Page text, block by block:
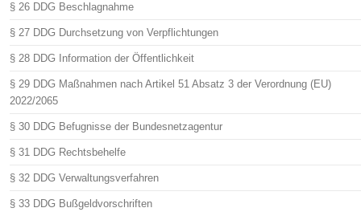
§ 26 DDG Beschlagnahme
§ 27 DDG Durchsetzung von Verpflichtungen
§ 28 DDG Information der Öffentlichkeit
§ 29 DDG Maßnahmen nach Artikel 51 Absatz 3 der Verordnung (EU)
2022/2065
§ 30 DDG Befugnisse der Bundesnetzagentur
§ 31 DDG Rechtsbehelfe
§ 32 DDG Verwaltungsverfahren
§ 33 DDG Bußgeldvorschriften